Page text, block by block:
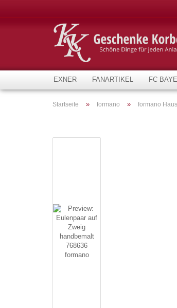
EXNER FANARTIKEL FC
Startseite » formano » formano